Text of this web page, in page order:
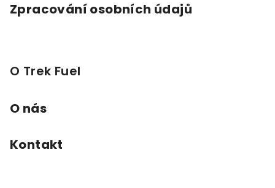
Zpracování osobních údajů
O Trek Fuel
O nás
Kontakt